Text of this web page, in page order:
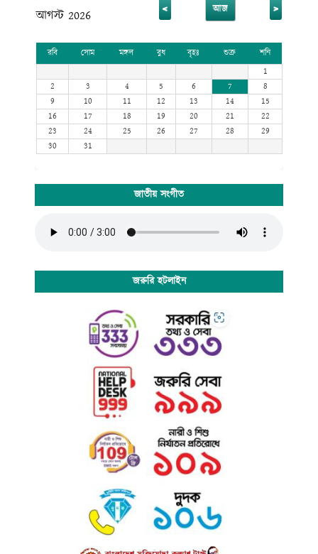
আগস্ট 2026 < আজ >
রবি সোম মঙ্গল বুধ বৃহঃ শুক্র
শনি
1
2
3 4 5 6 7
8
9
10 11 12 13 14
15
16
17 18 19 20 21
22
23
24 25 26 27 28
29
30
31
জাতীয় সংগীত
জরুরি হটলাইন